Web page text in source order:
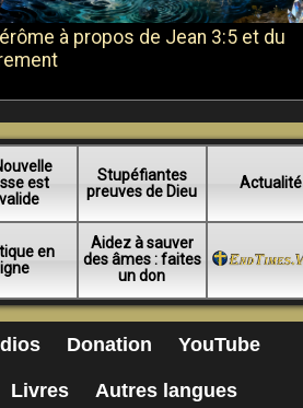
à propos de Jean 3:5 et du
est
Stupéfiantes
preuves de Dieu
Actualité
en
ligne
Aidez à sauver
des âmes : faites
un don
Donation YouTube
Livres Autres langues